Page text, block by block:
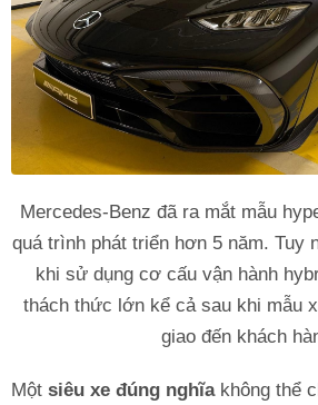
Mercedes-Benz đã ra mắt mẫu
quá trình phát triển hơn 5 năm. Tuy
khi sử dụng cơ cấu vận hành
thách thức lớn kể cả sau khi mẫu
giao đến khách
Một siêu xe đúng nghĩakhông thể